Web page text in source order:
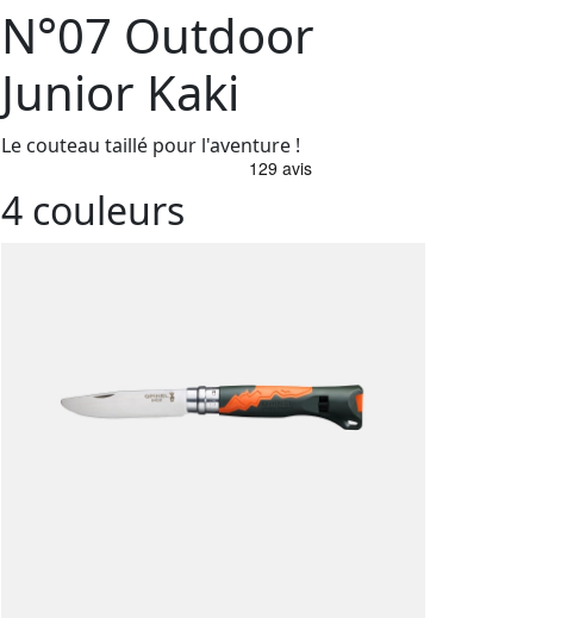
N°07 Outdoor
Junior Kaki
Le couteau taillé pour l'aventure !
4 couleurs